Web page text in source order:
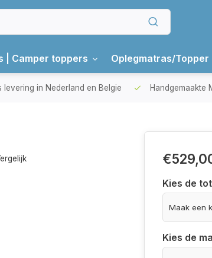
| Camper toppers Oplegmatras/Topper
levering in Nederland en Belgie Handgemaakte
Kies de
Kies de